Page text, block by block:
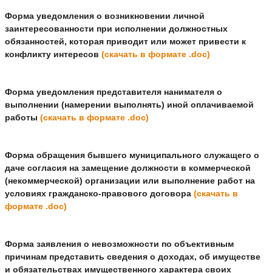
Форма уведомления о возникновении личной
заинтересованности при исполнении должностных
обязанностей, которая приводит или может привести к
конфликту интересов (скачать в формате .doc)
Форма уведомления представителя нанимателя о
выполнении (намерении выполнять) иной оплачиваемой
работы (скачать в формате .doc)
Форма обращения бывшего муниципального служащего о
даче согласия на замещение должности в коммерческой
(некоммерческой) организации или выполнение работ на
условиях гражданско-правового договора (скачать в
формате .doc)
Форма заявления о невозможности по объективным
причинам представить сведения о доходах, об имуществе
и обязательствах имущественного характера своих